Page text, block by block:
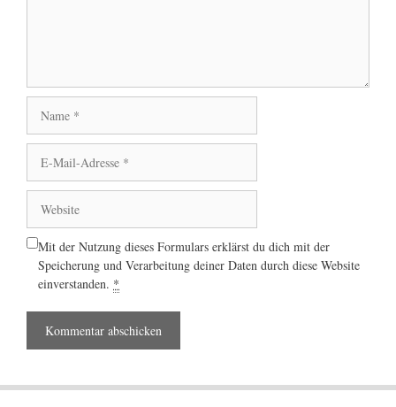
Mail-
Adresse
Mit der Nutzung dieses Formulars erklärst du dich mit der
Speicherung und Verarbeitung deiner Daten durch diese Website
einverstanden. *